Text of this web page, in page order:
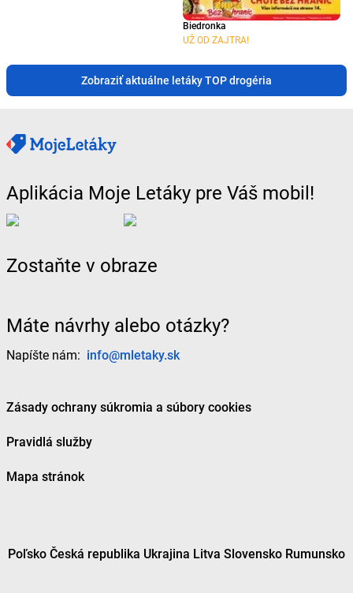
Biedronka
UŽ OD ZAJTRA!
Zobraziť aktuálne letáky TOP drogéria
Aplikácia Moje Letáky pre Váš mobil!
Zostaňte v obraze
Máte návrhy alebo otázky?
Napíšte nám: info@mletaky.sk
Zásady ochrany súkromia a súbory cookies
Pravidlá služby
Mapa stránok
Poľsko Česká republika Ukrajina Litva Slovensko Rumunsko